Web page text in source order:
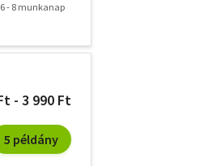
6 - 8 munkanap
- 3 990 Ft
5 példány